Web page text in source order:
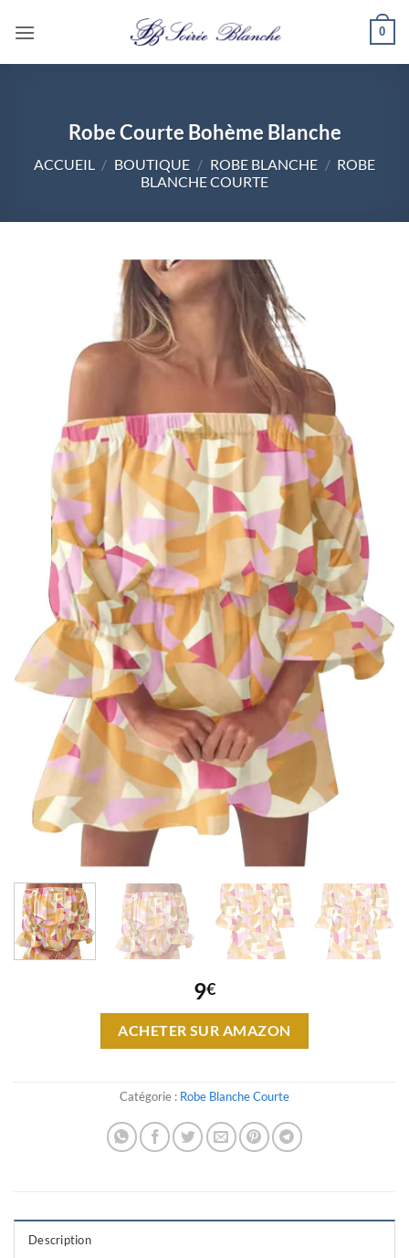
0
Robe Courte Bohème Blanche
ACCUEIL / BOUTIQUE / ROBE BLANCHE / ROBE
BLANCHE COURTE
9€
ACHETER SUR AMAZON
Catégorie : Robe Blanche Courte
Description